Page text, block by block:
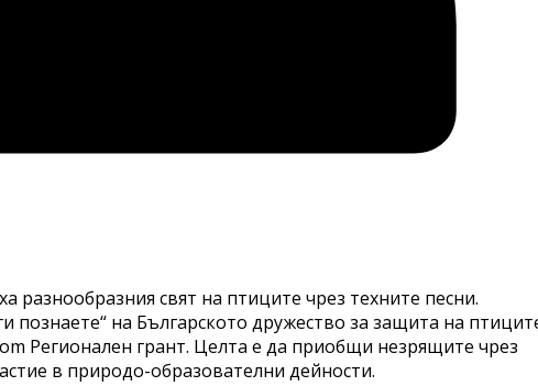
разнообразния свят на птиците чрез техните песни.
познаете“ на Българското дружество за защита на
Регионален грант. Целта е да приобщи незрящите чрез
в природо-образователни дейности.